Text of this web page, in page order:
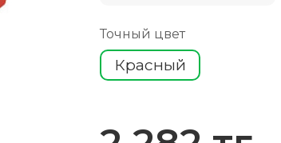
Точный цвет
Красный